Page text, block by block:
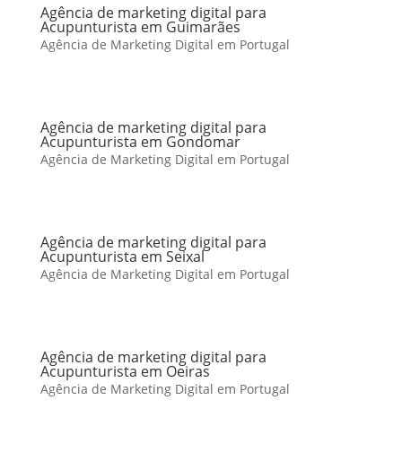
Agência de marketing digital para
Acupunturista em Guimarães
Agência de Marketing Digital em Portugal
Agência de marketing digital para
Acupunturista em Gondomar
Agência de Marketing Digital em Portugal
Agência de marketing digital para
Acupunturista em Seixal
Agência de Marketing Digital em Portugal
Agência de marketing digital para
Acupunturista em Oeiras
Agência de Marketing Digital em Portugal